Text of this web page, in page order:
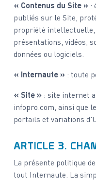
« Contenus du Site » :
publiés sur le Site,
propriété intellectuelle,
présentations, vidéos,
données ou logiciels.
« Internaute » : toute
« Site » : site internet
infopro.com, ainsi que
portails et variations
ARTICLE 3.
La présente politique
tout Internaute. La